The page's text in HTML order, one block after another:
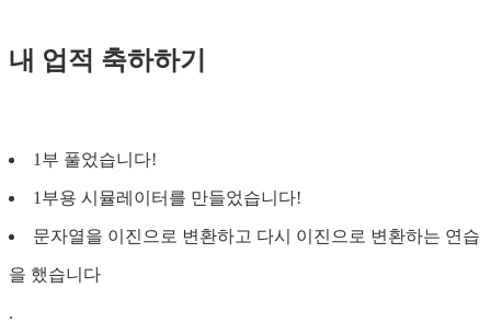
내 업적 축하하기
1부 풀었습니다!
1부용 시뮬레이터를 만들었습니다!
문자열을 이진으로 변환하고 다시 이진으로 변환하는 연습
을 했습니다
.